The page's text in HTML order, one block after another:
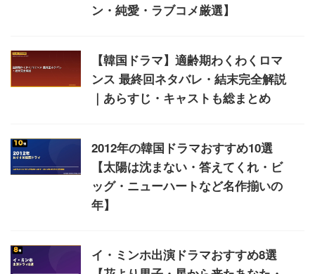
ン・純愛・ラブコメ厳選】
【韓国ドラマ】適齢期わくわくロマ
ンス 最終回ネタバレ・結末完全解説
｜あらすじ・キャストも総まとめ
2012年の韓国ドラマおすすめ10選
【太陽は沈まない・答えてくれ・ビ
ッグ・ニューハートなど名作揃いの
年】
イ・ミンホ出演ドラマおすすめ8選